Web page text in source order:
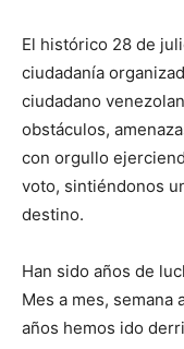
El histórico 28 de
ciudadanía
ciudadano
obstáculos,
con orgullo
voto, sintiéndonos
destino.
Han sido años de
Mes a mes, semana
años hemos ido